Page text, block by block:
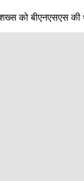
को बीएनएसएस की